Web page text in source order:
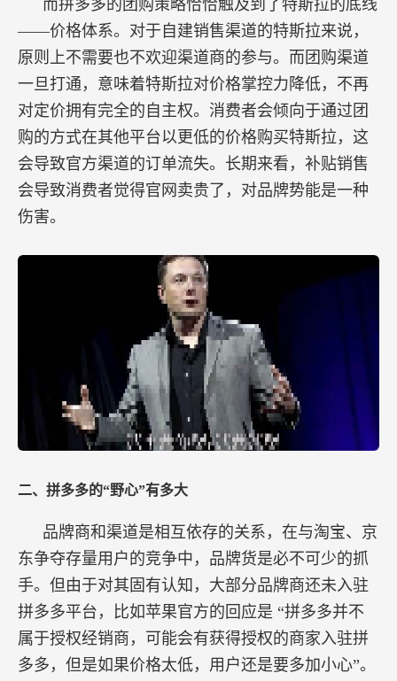
而拼多多的团购策略恰恰触及到了特斯拉的底线
——价格体系。对于自建销售渠道的特斯拉来说，
原则上不需要也不欢迎渠道商的参与。而团购渠道
一旦打通，意味着特斯拉对价格掌控力降低，不再
对定价拥有完全的自主权。消费者会倾向于通过团
购的方式在其他平台以更低的价格购买特斯拉，这
会导致官方渠道的订单流失。长期来看，补贴销售
会导致消费者觉得官网卖贵了，对品牌势能是一种
伤害。
二、拼多多的“野心”有多大
品牌商和渠道是相互依存的关系，在与淘宝、京
东争夺存量用户的竞争中，品牌货是必不可少的抓
手。但由于对其固有认知，大部分品牌商还未入驻
拼多多平台，比如苹果官方的回应是 “拼多多并不
属于授权经销商，可能会有获得授权的商家入驻拼
多多，但是如果价格太低，用户还是要多加小心”。